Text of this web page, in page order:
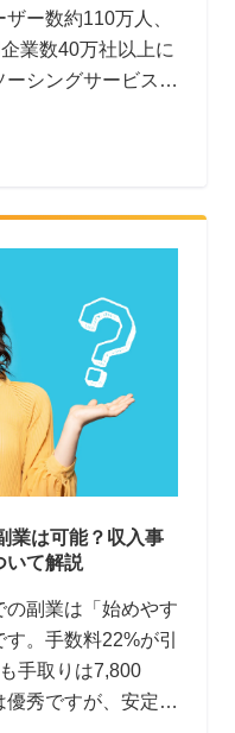
ー数約110万人、
業数40万社以上に
シングサービスで
業は可能？収入事
いて解説
副業は「始めやす
。手数料22%が引
手取りは7,800
優秀ですが、安定